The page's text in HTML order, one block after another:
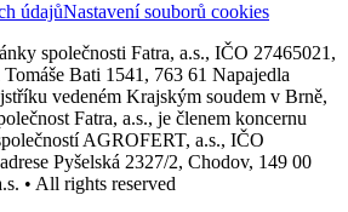
údajůNastavení souborů cookies
společnosti Fatra, a.s., IČO 27465021,
Tomáše Bati 1541, 763 61 Napajedla
vedeném Krajským soudem v Brně,
Fatra, a.s., je členem koncernu
AGROFERT, a.s., IČO
Pyšelská 2327/2, Chodov, 149 00
• All rights reserved